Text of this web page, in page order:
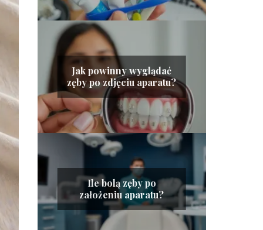
Jak powinny wyglądać
zęby po zdjęciu aparatu?
Ile bolą zęby po
założeniu aparatu?